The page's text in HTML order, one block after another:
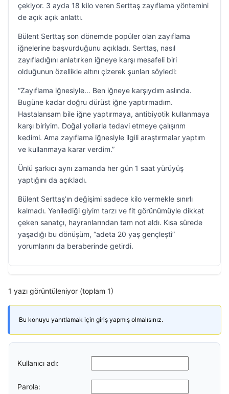
çekiyor. 3 ayda 18 kilo veren Serttaş zayıflama yöntemini
de açık açık anlattı.
Bülent Serttaş son dönemde popüler olan zayıflama
iğnelerine başvurduğunu açıkladı. Serttaş, nasıl
zayıfladığını anlatırken iğneye karşı mesafeli biri
olduğunun özellikle altını çizerek şunları söyledi:
“Zayıflama iğnesiyle… Ben iğneye karşıydım aslında.
Bugüne kadar doğru dürüst iğne yaptırmadım.
Hastalansam bile iğne yaptırmaya, antibiyotik kullanmaya
karşı biriyim. Doğal yollarla tedavi etmeye çalışırım
kedimi. Ama zayıflama iğnesiyle ilgili araştırmalar yaptım
ve kullanmaya karar verdim.”
Ünlü şarkıcı aynı zamanda her gün 1 saat yürüyüş
yaptığını da açıkladı.
Bülent Serttaş’ın değişimi sadece kilo vermekle sınırlı
kalmadı. Yenilediği giyim tarzı ve fit görünümüyle dikkat
çeken sanatçı, hayranlarından tam not aldı. Kısa sürede
yaşadığı bu dönüşüm, “adeta 20 yaş gençleşti”
yorumlarını da beraberinde getirdi.
1 yazı görüntüleniyor (toplam 1)
Bu konuyu yanıtlamak için giriş yapmış olmalısınız.
Kullanıcı adı:
Parola: